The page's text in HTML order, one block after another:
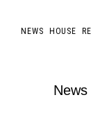
NEWS HOUSE
News